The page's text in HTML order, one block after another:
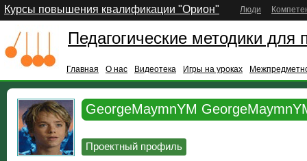
Курсы повышения квалификации "Орион" Люди
Педагогические методики для
Главная О нас Видеотека Игры на уроках
GeorgeMaymnYM
Проектный профиль